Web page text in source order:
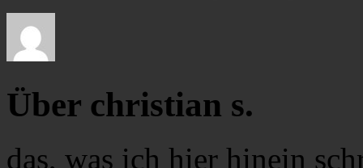
Über christian s.
das, was ich hier hinein